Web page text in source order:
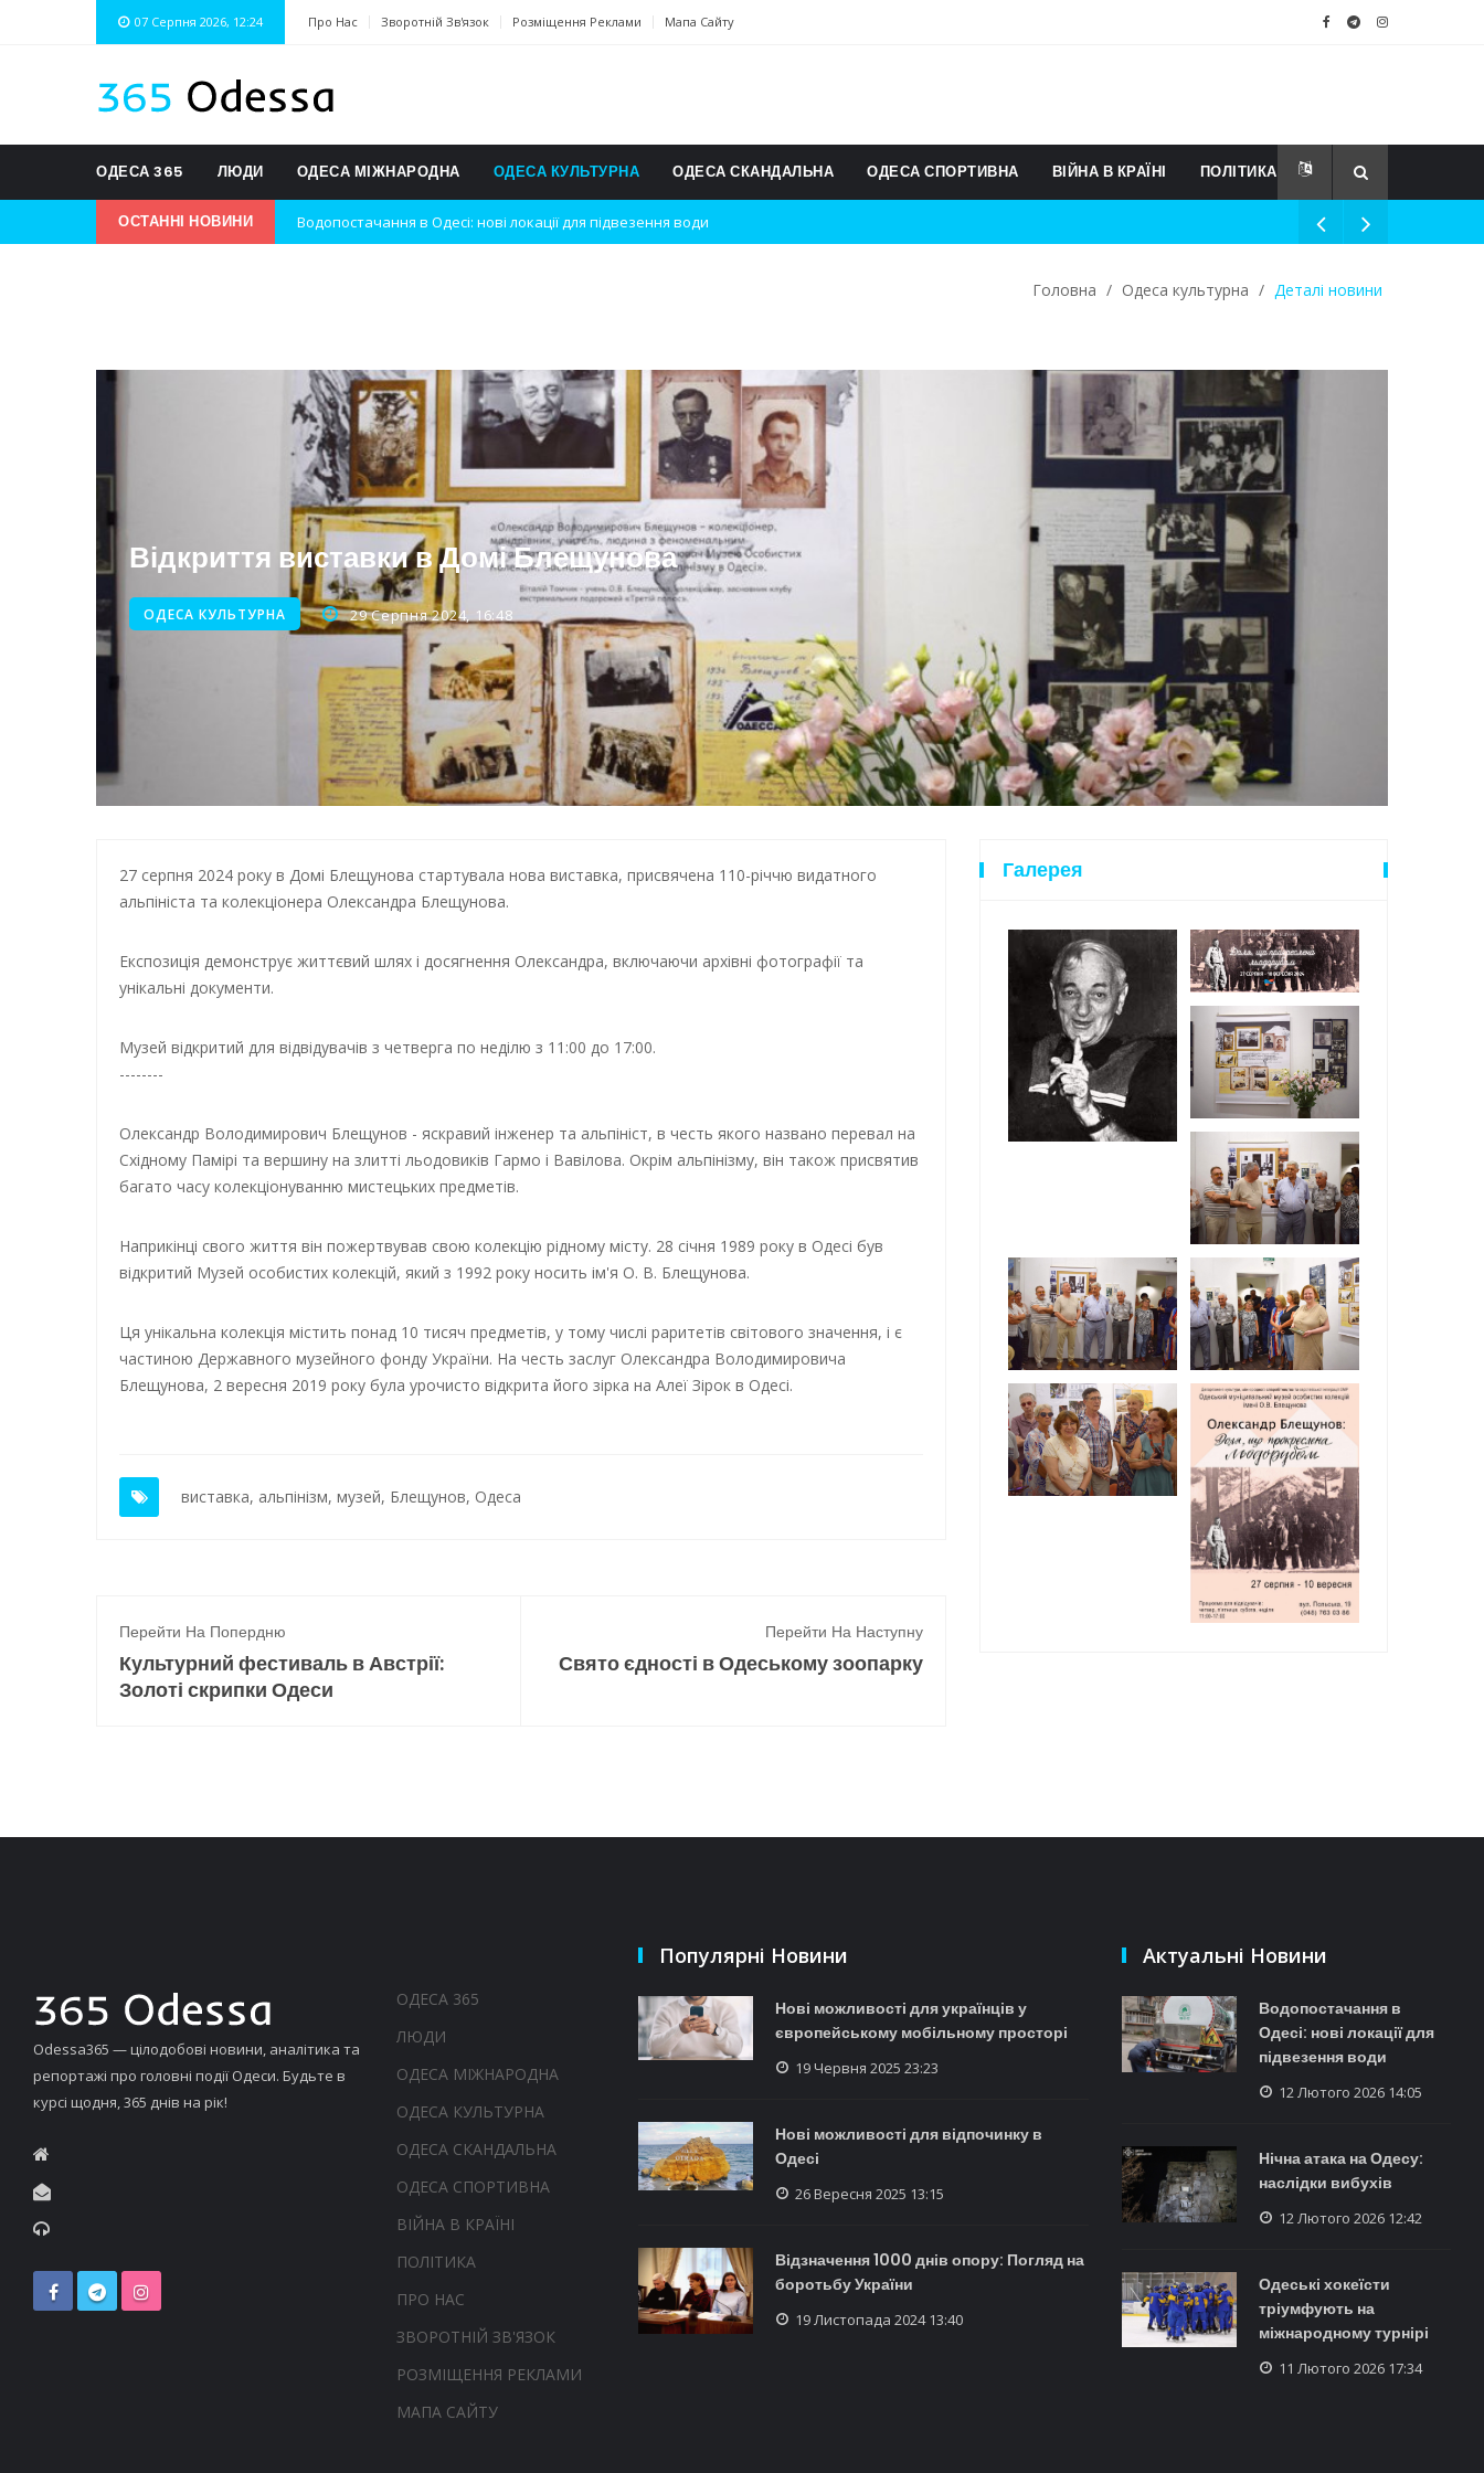
07 Серпня 2026, 12:24 Про Нас Зворотній Зв'язок Розміщення Реклами Мапа Сайту
ОДЕСА 365 ЛЮДИ ОДЕСА МІЖНАРОДНА ОДЕСА КУЛЬТУРНА ОДЕСА СКАНДАЛЬНА ОДЕСА СПОРТИВНА ВІЙНА В КРАЇНІ ПОЛІТИКА
ОСТАННІ НОВИНИ
Водопостачання в Одесі: нові локації для підвезення води
Нічна атака на Одесу: наслідки вибухів
Успіхи одеситів на європейському чемпіонаті з карате
Новини з Зимової школи інсульту в Швейцарії
Інтеграція ветеранів в українське суспільство
Нічна атака на Одесу: наслідки обстрілу
Енергетична підтримка для Одеси
Головна / Одеса культурна / Деталі новини
Відкриття виставки в Домі Блещунова
ОДЕСА КУЛЬТУРНА 29 Серпня 2024, 16:48
27 серпня 2024 року в Домі Блещунова стартувала нова виставка, присвячена 110-річчю видатного
альпініста та колекціонера Олександра Блещунова.
Експозиція демонструє життєвий шлях і досягнення Олександра, включаючи архівні фотографії та
унікальні документи.
Музей відкритий для відвідувачів з четверга по неділю з 11:00 до 17:00.
--------
Олександр Володимирович Блещунов - яскравий інженер та альпініст, в честь якого названо перевал на
Східному Памірі та вершину на злитті льодовиків Гармо і Вавілова. Окрім альпінізму, він також присвятив
багато часу колекціонуванню мистецьких предметів.
Наприкінці свого життя він пожертвував свою колекцію рідному місту. 28 січня 1989 року в Одесі був
відкритий Музей особистих колекцій, який з 1992 року носить ім'я О. В. Блещунова.
Ця унікальна колекція містить понад 10 тисяч предметів, у тому числі раритетів світового значення, і є
частиною Державного музейного фонду України. На честь заслуг Олександра Володимировича
Блещунова, 2 вересня 2019 року була урочисто відкрита його зірка на Алеї Зірок в Одесі.
виставка, альпінізм, музей, Блещунов, Одеса
Перейти На Попердню
Культурний фестиваль в Австрії:
Золоті скрипки Одеси
Перейти На Наступну
Свято єдності в Одеському зоопарку
Галерея
Odessa365 — цілодобові новини, аналітика та
репортажі про головні події Одеси. Будьте в
курсі щодня, 365 днів на рік!
ОДЕСА 365
ЛЮДИ
ОДЕСА МІЖНАРОДНА
ОДЕСА КУЛЬТУРНА
ОДЕСА СКАНДАЛЬНА
ОДЕСА СПОРТИВНА
ВІЙНА В КРАЇНІ
ПОЛІТИКА
ПРО НАС
ЗВОРОТНІЙ ЗВ'ЯЗОК
РОЗМІЩЕННЯ РЕКЛАМИ
МАПА САЙТУ
Популярні Новини
Нові можливості для українців у
європейському мобільному просторі
19 Червня 2025 23:23
Нові можливості для відпочинку в
Одесі
26 Вересня 2025 13:15
Відзначення 1000 днів опору: Погляд на
боротьбу України
19 Листопада 2024 13:40
Актуальні Новини
Водопостачання в
Одесі: нові локації для
підвезення води
12 Лютого 2026 14:05
Нічна атака на Одесу:
наслідки вибухів
12 Лютого 2026 12:42
Одеські хокеїсти
тріумфують на
міжнародному турнірі
11 Лютого 2026 17:34